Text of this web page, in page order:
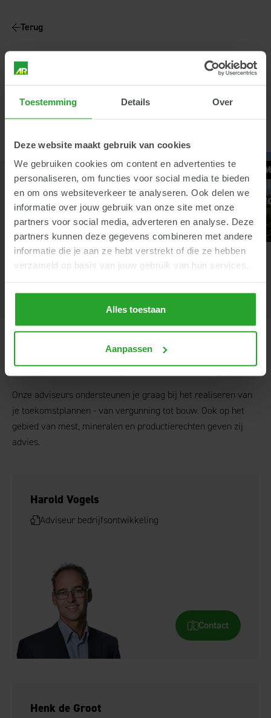
Toestemming Details Over
Deze website maakt gebruik van cookies
We gebruiken cookies om content en advertenties te
personaliseren, om functies voor social media te bieden
en om ons websiteverkeer te analyseren. Ook delen we
informatie over jouw gebruik van onze site met onze
partners voor social media, adverteren en analyse. Deze
partners kunnen deze gegevens combineren met andere
informatie die je aan ze hebt verstrekt of die ze hebben
verzameld op basis van jouw gebruik van hun services.
Alles toestaan
Aanpassen
Terug
Dit vind je misschien ook
interessant
Rundvee Voeding
Vers gras inzicht Herkauwers
Hoe staat
Vul de
in!
adviseursbedrijfsontwikkeling
Onze adviseurs ondersteunen je graag bij het realiseren van
je toekomstplannen - van vergunning tot bouw. Ook op het
gebied van mest, mineralen en productierechten geven zij
advies.
Harold Vogels
Adviseur bedrijfsontwikkeling
Contact
Henk de Groot